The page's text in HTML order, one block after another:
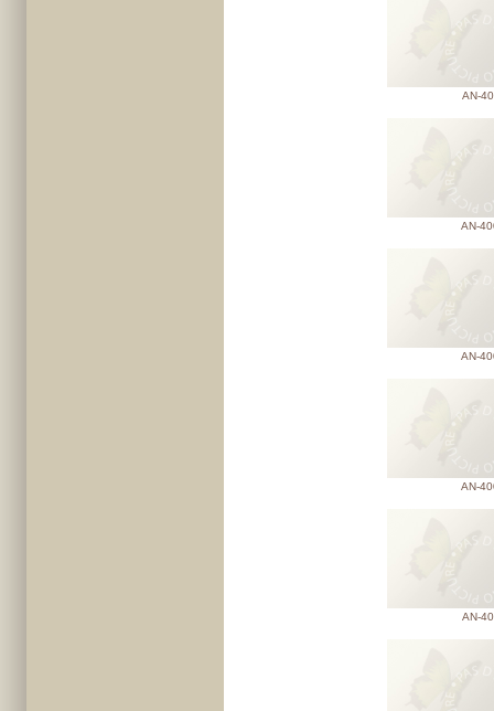
AN-
AN-
AN-
AN-
AN-